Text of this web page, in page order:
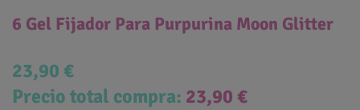
6 Gel Fijador Para Purpurina Moon Glitter
23,90 €
Precio total compra: 23,90 €